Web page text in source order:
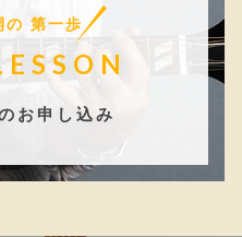
の 第一歩
お申し込み